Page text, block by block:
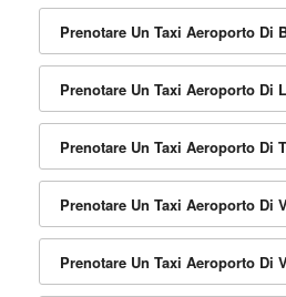
Prenotare Un Taxi Aeroporto Di
Prenotare Un Taxi Aeroporto Di
Prenotare Un Taxi Aeroporto Di
Prenotare Un Taxi Aeroporto Di
Prenotare Un Taxi Aeroporto Di